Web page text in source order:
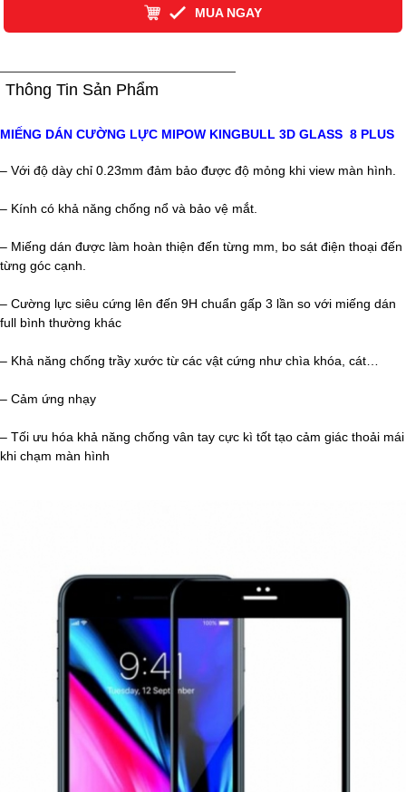
MUA NGAY
Thông Tin Sản Phẩm
MIẾNG DÁN CƯỜNG LỰC MIPOW KINGBULL 3D GLASS 8 PLUS
– Với độ dày chỉ 0.23mm đảm bảo được độ mỏng khi view màn hình.
– Kính có khả năng chống nổ và bảo vệ mắt.
– Miếng dán được làm hoàn thiện đến từng mm, bo sát điện thoại đến
từng góc cạnh.
– Cường lực siêu cứng lên đến 9H chuẩn gấp 3 lần so với miếng dán
full bình thường khác
– Khả năng chống trầy xước từ các vật cứng như chìa khóa, cát…
– Cảm ứng nhạy
– Tối ưu hóa khả năng chống vân tay cực kì tốt tạo cảm giác thoải mái
khi chạm màn hình